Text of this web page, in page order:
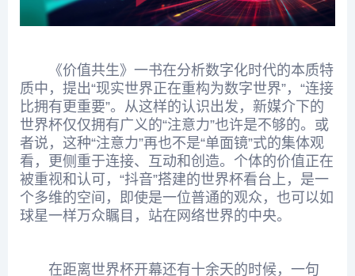
《价值共生》一书在分析数字化时代的本质特
质中，提出“现实世界正在重构为数字世界”，“连接
比拥有更重要”。从这样的认识出发，新媒介下的
世界杯仅仅拥有广义的“注意力”也许是不够的。或
者说，这种“注意力”再也不是“单面镜”式的集体观
看，更侧重于连接、互动和创造。个体的价值正在
被重视和认可，“抖音”搭建的世界杯看台上，是一
个多维的空间，即使是一位普通的观众，也可以如
球星一样万众瞩目，站在网络世界的中央。
在距离世界杯开幕还有十余天的时候，一句